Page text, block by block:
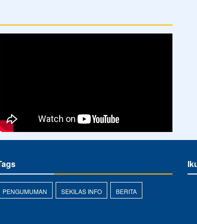
PENGUMUMAN SEKILAS INFO BERITA